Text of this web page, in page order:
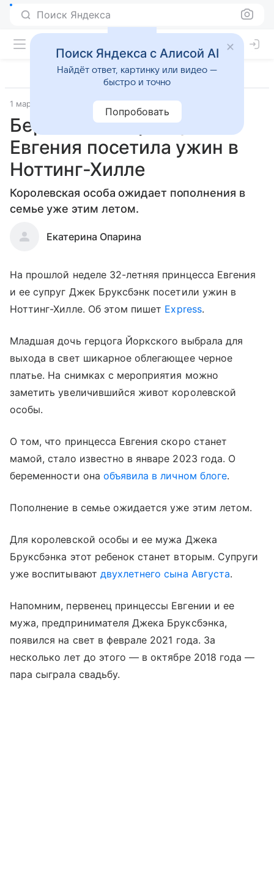
Поиск Яндекса
1 марта 2023
Беременная принцесса
Евгения посетила ужин в
Ноттинг-Хилле
Королевская особа ожидает пополнения в
семье уже этим летом.
Екатерина Опарина
На прошлой неделе 32-летняя принцесса Евгения
и ее супруг Джек Бруксбэнк посетили ужин в
Ноттинг-Хилле. Об этом пишет Express.
Младшая дочь герцога Йоркского выбрала для
выхода в свет шикарное облегающее черное
платье. На снимках с мероприятия можно
заметить увеличившийся живот королевской
особы.
О том, что принцесса Евгения скоро станет
мамой, стало известно в январе 2023 года. О
беременности она объявила в личном блоге.
Пополнение в семье ожидается уже этим летом.
Для королевской особы и ее мужа Джека
Бруксбэнка этот ребенок станет вторым. Супруги
уже воспитывают двухлетнего сына Августа.
Напомним, первенец принцессы Евгении и ее
мужа, предпринимателя Джека Бруксбэнка,
появился на свет в феврале 2021 года. За
несколько лет до этого — в октябре 2018 года —
пара сыграла свадьбу.
Поиск Яндекса с Алисой AI
Найдёт ответ, картинку или видео —
быстро и точно
Попробовать